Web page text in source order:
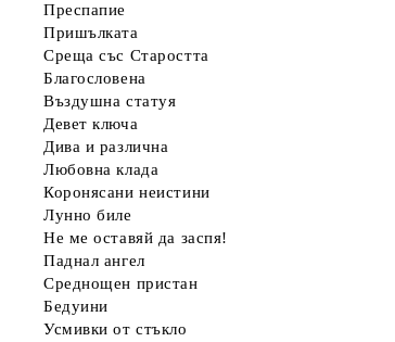
Преспапие
Пришълката
Среща със Старостта
Благословена
Въздушна статуя
Девет ключа
Дива и различна
Любовна клада
Коронясани неистини
Лунно биле
Не ме оставяй да заспя!
Паднал ангел
Среднощен пристан
Бедуини
Усмивки от стъкло